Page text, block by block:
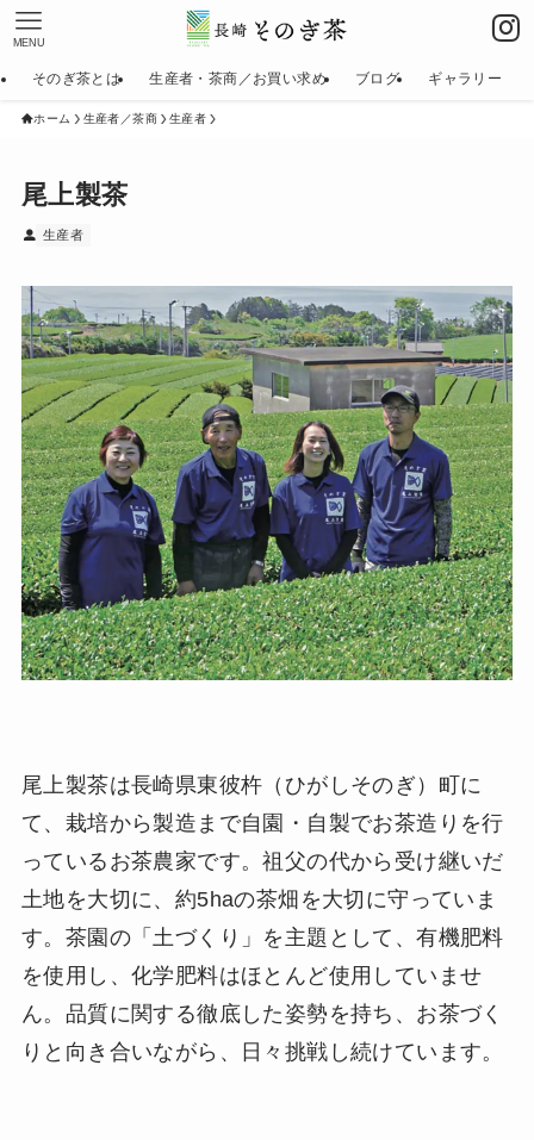
MENU
そのぎ茶とは 生産者・茶商／お買い求め ブログ ギャラリー
ホーム 生産者／茶商 生産者
尾上製茶
生産者
尾上製茶は長崎県東彼杵（ひがしそのぎ）町に
て、栽培から製造まで自園・自製でお茶造りを行
っているお茶農家です。祖父の代から受け継いだ
土地を大切に、約5haの茶畑を大切に守っていま
す。茶園の「土づくり」を主題として、有機肥料
を使用し、化学肥料はほとんど使用していませ
ん。品質に関する徹底した姿勢を持ち、お茶づく
りと向き合いながら、日々挑戦し続けています。